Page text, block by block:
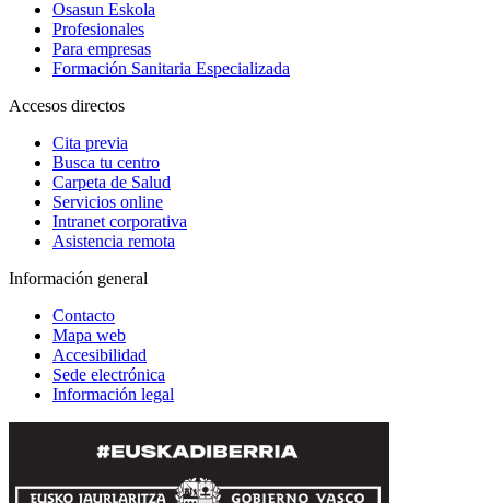
Osasun Eskola
Profesionales
Para empresas
Formación Sanitaria Especializada
Accesos directos
Cita previa
Busca tu centro
Carpeta de Salud
Servicios online
Intranet corporativa
Asistencia remota
Información general
Contacto
Mapa web
Accesibilidad
Sede electrónica
Información legal